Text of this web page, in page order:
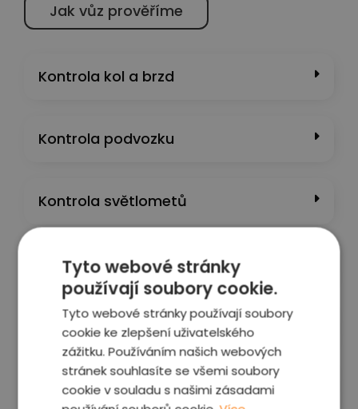
Jak vůz prověříme
Kontrola kol a brzd
Kontrola podvozku
Kontrola světlometů
Kontrola laku a karoserie
Kontrola interiéru a výbavy
Kontrola motoru a převodovky
Tyto webové stránky
používají soubory cookie.
Tyto webové stránky používají soubory
cookie ke zlepšení uživatelského
zážitku. Používáním našich webových
stránek souhlasíte se všemi soubory
cookie v souladu s našimi zásadami